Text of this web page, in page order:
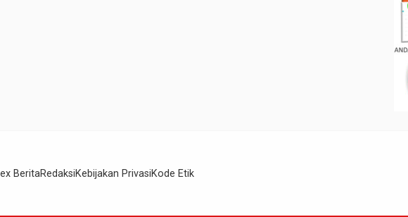
BeritaRedaksiKebijakan PrivasiKode Etik